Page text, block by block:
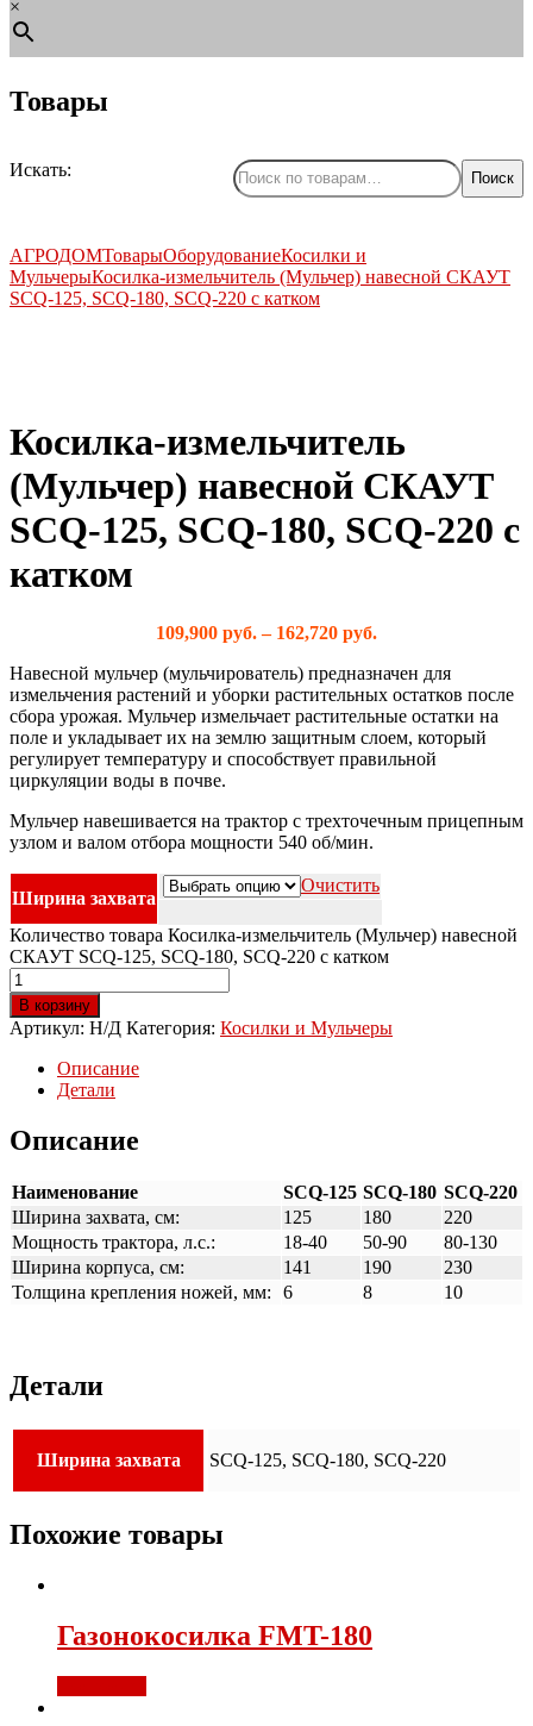
×
Товары
Искать: Поиск
АГРОДОМТоварыОборудованиеКосилки и
МульчерыКосилка-измельчитель (Мульчер) навесной СКАУТ
SCQ-125, SCQ-180, SCQ-220 с катком
Косилка-измельчитель
(Мульчер) навесной СКАУТ
SCQ-125, SCQ-180, SCQ-220 с
катком
109,900 руб.– 162,720 руб.
Навесной мульчер (мульчирователь) предназначен для
измельчения растений и уборки растительных остатков после
сбора урожая. Мульчер измельчает растительные остатки на
поле и укладывает их на землю защитным слоем, который
регулирует температуру и способствует правильной
циркуляции воды в почве.
Мульчер навешивается на трактор с трехточечным прицепным
узлом и валом отбора мощности 540 об/мин.
Ширина захвата
Очистить
Количество товара Косилка-измельчитель (Мульчер) навесной
СКАУТ SCQ-125, SCQ-180, SCQ-220 с катком
В корзину
Артикул: Н/Д Категория: Косилки и Мульчеры
Описание
Детали
Описание
Наименование SCQ-125 SCQ-180 SCQ-220
Ширина захвата, см:
125 180
220
Мощность трактора, л.с.:
18-40 50-90
80-130
Ширина корпуса, см:
141 190
230
Толщина крепления ножей, мм:
6 8 10
Детали
Ширина захвата SCQ-125, SCQ-180, SCQ-220
Похожие товары
Газонокосилка FMT-180